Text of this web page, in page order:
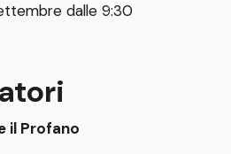
dalle 9:30
il Profano